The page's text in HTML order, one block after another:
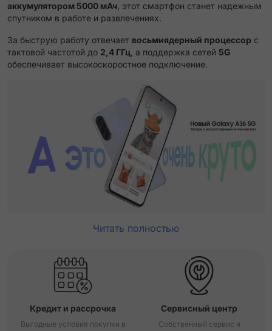
аккумулятором 5000 мАч , этот смартфон станет надежным
спутником в работе и развлечениях.
За быструю работу отвечает восьмиядерный процессор с
тактовой частотой до 2,4 ГГц , а поддержка сетей 5G
обеспечивает высокоскоростное подключение.
Читать полностью
Кредит и рассрочка
Выгодные условия покупки в
Сервисный центр
Собственный сервис и